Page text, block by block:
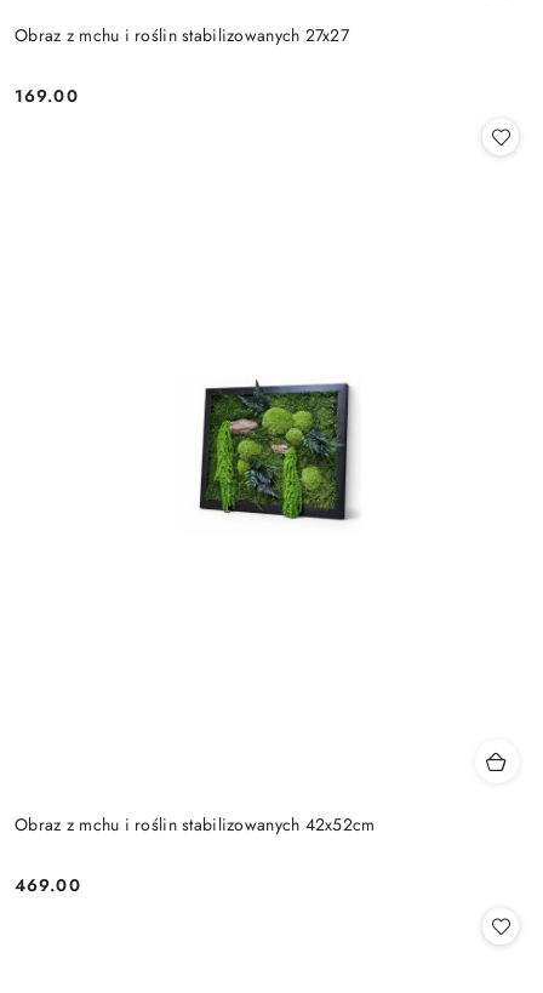
Obraz z mchu i roślin stabilizowanych 27x27
Cena:
169.00
Obraz z mchu i roślin stabilizowanych 42x52cm
Cena:
469.00